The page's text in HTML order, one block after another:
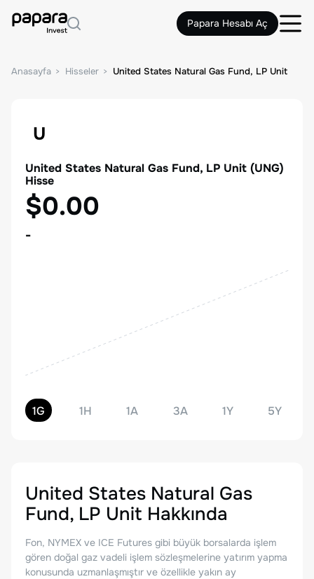
Papara Hesabı Aç
Anasayfa Hisseler United States Natural Gas Fund, LP Unit
U
United States Natural Gas Fund, LP Unit (UNG)
Hisse
$0.00
-
1G 1H 1A 3A 1Y 5Y
United States Natural Gas
Fund, LP Unit Hakkında
Fon, NYMEX ve ICE Futures gibi büyük borsalarda işlem
gören doğal gaz vadeli işlem sözleşmelerine yatırım yapma
konusunda uzmanlaşmıştır ve özellikle yakın ay